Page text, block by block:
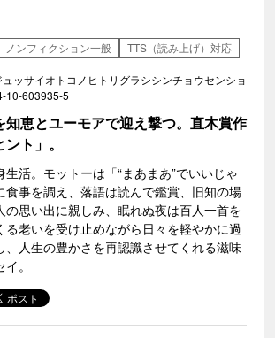
ノンフィクション一般 TTS（読み上げ）対応
ッサイオトコノヒトリグラシシンチョウセンショ
10-603935-5
知恵とユーモアで迎え撃つ。直木賞作
ト」。
生活。モットーは「“まあまあ”でいいじゃ
食事を調え、落語は読んで鑑賞、旧知の場
の思い出に親しみ、眠れぬ夜は百人一首を
老いを受け止めながら日々を軽やかに過
、人生の豊かさを再認識させてくれる滋味
。